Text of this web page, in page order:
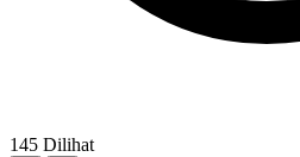
145 Dilihat